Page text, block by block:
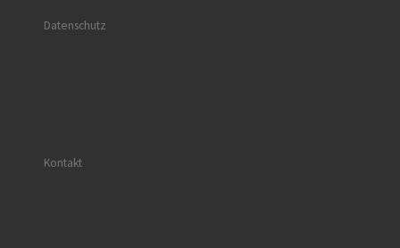
Datenschutz
Kontakt